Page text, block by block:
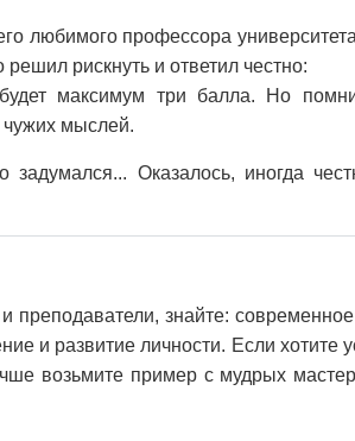
любимого профессора
решил рискнуть и ответил честно:
максимум три балла. Но
чужих мыслей.
задумался... Оказалось, иногда
преподаватели, знайте:
и развитие личности. Если хотите
возьмите пример с мудрых